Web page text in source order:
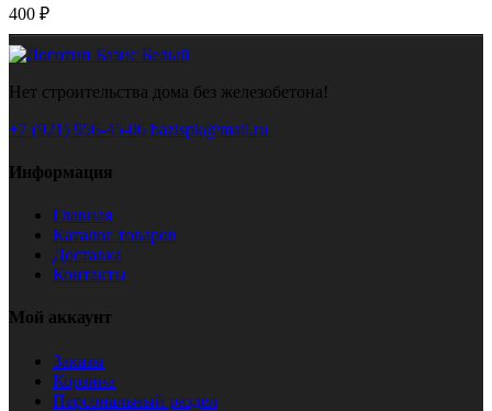
400 ₽
Нет строительства дома без железобетона!
+7 (921) 956-45-06 bazispk@mail.ru
Информация
Главная
Каталог товаров
Доставка
Контакты
Мой аккаунт
Заказы
Корзина
Персональный раздел